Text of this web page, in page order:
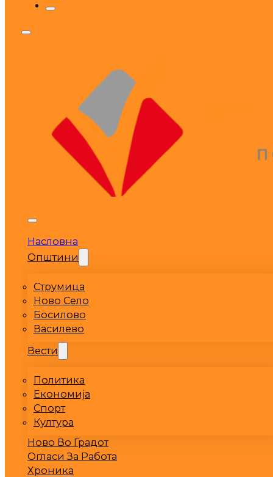
Насловна
Општини
Струмица
Ново Село
Босилово
Василево
Вести
Политика
Економија
Спорт
Култура
Ново Во Градот
Огласи За Работа
Хроника